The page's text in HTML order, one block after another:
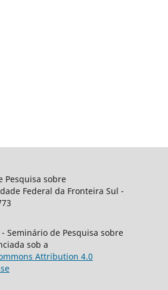
Pesquisa sobre
Federal da Fronteira Sul -
- Seminário de Pesquisa sobre
sob a
Attribution 4.0